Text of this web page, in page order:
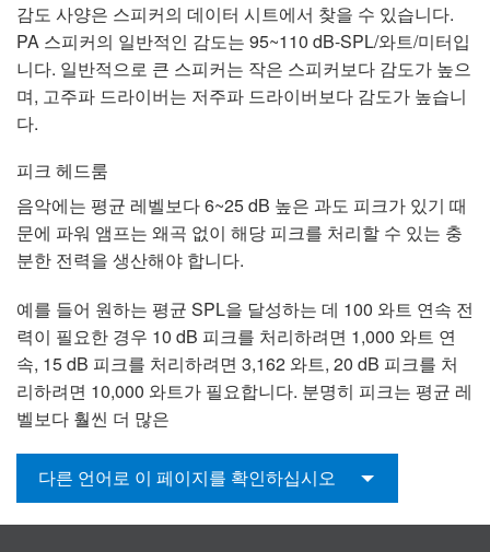
감도 사양은 스피커의 데이터 시트에서 찾을 수 있습니다.
PA 스피커의 일반적인 감도는 95~110 dB-SPL/와트/미터입
니다. 일반적으로 큰 스피커는 작은 스피커보다 감도가 높으
며, 고주파 드라이버는 저주파 드라이버보다 감도가 높습니
다.
피크 헤드룸
음악에는 평균 레벨보다 6~25 dB 높은 과도 피크가 있기 때
문에 파워 앰프는 왜곡 없이 해당 피크를 처리할 수 있는 충
분한 전력을 생산해야 합니다.
예를 들어 원하는 평균 SPL을 달성하는 데 100 와트 연속 전
력이 필요한 경우 10 dB 피크를 처리하려면 1,000 와트 연
속, 15 dB 피크를 처리하려면 3,162 와트, 20 dB 피크를 처
리하려면 10,000 와트가 필요합니다. 분명히 피크는 평균 레
벨보다 훨씬 더 많은
다른 언어로 이 페이지를 확인하십시오